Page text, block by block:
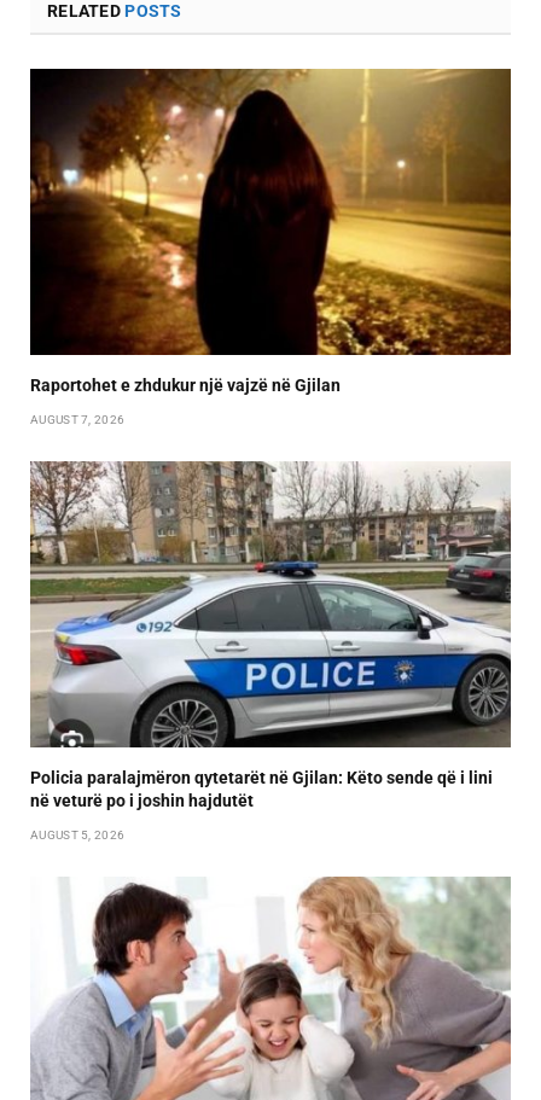
RELATEDPOSTS
Raportohet e zhdukur një vajzë në Gjilan
AUGUST 7, 2026
Policia paralajmëron qytetarët në Gjilan: Këto sende që i lini
në veturë po i joshin hajdutët
AUGUST 5, 2026